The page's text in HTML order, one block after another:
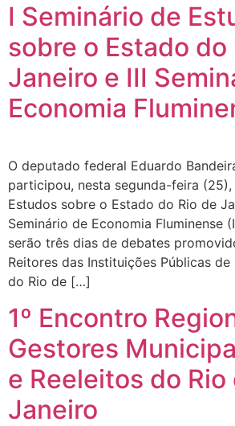
I Seminário de
sobre o Estado do
Janeiro e III
Economia
O deputado federal Eduardo
participou, nesta segunda-feira
Estudos sobre o Estado do Rio de
Seminário de Economia Fluminense
serão três dias de debates
Reitores das Instituições Públicas
do Rio de […]
1º Encontro
Gestores
e Reeleitos do Rio
Janeiro